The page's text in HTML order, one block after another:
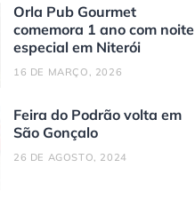
Orla Pub Gourmet
comemora 1 ano com noite
especial em Niterói
16 DE MARÇO, 2026
Feira do Podrão volta em
São Gonçalo
26 DE AGOSTO, 2024